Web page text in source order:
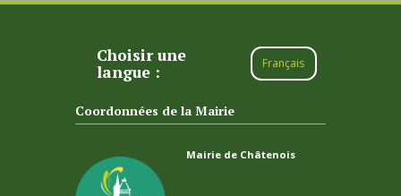
Choisir une
langue :
Français
Coordonnées de la Mairie
Mairie de Châtenois